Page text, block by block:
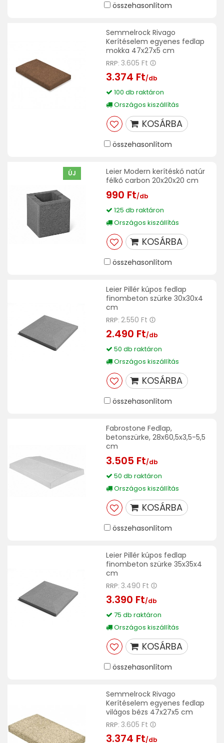
összehasonlítom
Semmelrock Rivago
Kerítéselem egyenes fedlap
mokka 47x27x5 cm
RRP: 3.605 Ft
3.374 Ft/db
100 db raktáron
Országos kiszállítás
KOSÁRBA
összehasonlítom
ÚJ
Leier Modern kerítéskő natúr
félkő carbon 20x20x20 cm
990 Ft/db
125 db raktáron
Országos kiszállítás
KOSÁRBA
összehasonlítom
Leier Pillér kúpos fedlap
finombeton szürke 30x30x4
cm
RRP: 2.550 Ft
2.490 Ft/db
50 db raktáron
Országos kiszállítás
KOSÁRBA
összehasonlítom
Fabrostone Fedlap,
betonszürke, 28x60,5x3,5-5,5
cm
3.505 Ft/db
50 db raktáron
Országos kiszállítás
KOSÁRBA
összehasonlítom
Leier Pillér kúpos fedlap
finombeton szürke 35x35x4
cm
RRP: 3.490 Ft
3.390 Ft/db
75 db raktáron
Országos kiszállítás
KOSÁRBA
összehasonlítom
Semmelrock Rivago
Kerítéselem egyenes fedlap
világos bézs 47x27x5 cm
RRP: 3.605 Ft
3.374 Ft/db